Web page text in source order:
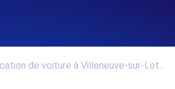
de voiture à Villeneuve-sur-Lot...